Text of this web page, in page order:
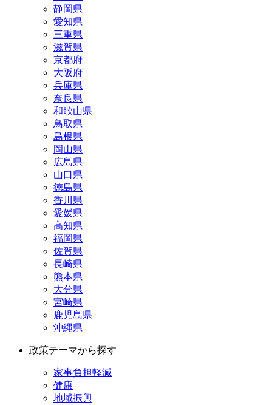
静岡県
愛知県
三重県
滋賀県
京都府
大阪府
兵庫県
奈良県
和歌山県
鳥取県
島根県
岡山県
広島県
山口県
徳島県
香川県
愛媛県
高知県
福岡県
佐賀県
長崎県
熊本県
大分県
宮崎県
鹿児島県
沖縄県
政策テーマから探す
家事負担軽減
健康
地域振興